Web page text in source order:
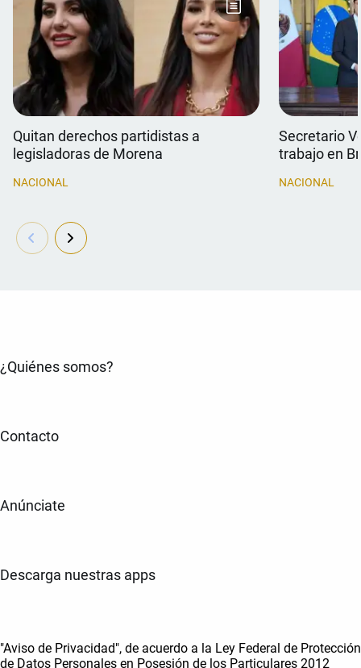
Quitan derechos partidistas a
legisladoras de Morena
NACIONAL
Secretario
trabajo en
NACIONAL
¿Quiénes somos?
Contacto
Anúnciate
Descarga nuestras apps
"Aviso de Privacidad", de acuerdo a la Ley Federal de Protección
de Datos Personales en Posesión de los Particulares 2012